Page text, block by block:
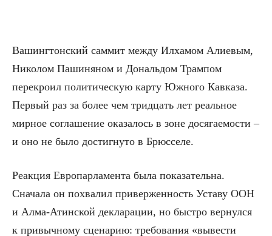
Вашингтонский саммит между Илхамом Алиевым,
Николом Пашиняном и Дональдом Трампом
перекроил политическую карту Южного Кавказа.
Первый раз за более чем тридцать лет реальное
мирное соглашение оказалось в зоне досягаемости –
и оно не было достигнуто в Брюсселе.
Реакция Европарламента была показательна.
Сначала он похвалил приверженность Уставу ООН
и Алма-Атинской декларации, но быстро вернулся
к привычному сценарию: требования «вывести